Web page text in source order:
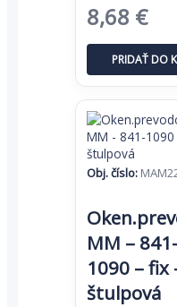
Pôvodná
cena
bola:
13,36 €.
8,68 €
je:
PRIDAŤ DO
Obj. číslo:
MM – 841-
1090 – fix
štulpová